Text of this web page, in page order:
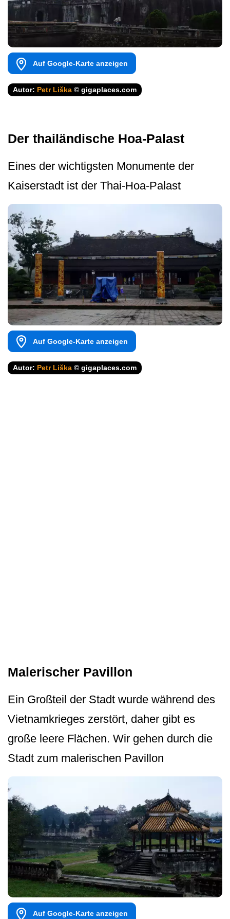
Auf Google-Karte anzeigen
Autor: Petr Liška © gigaplaces.com
Der thailändische Hoa-Palast
Eines der wichtigsten Monumente der
Kaiserstadt ist der Thai-Hoa-Palast
Auf Google-Karte anzeigen
Autor: Petr Liška © gigaplaces.com
Malerischer Pavillon
Ein Großteil der Stadt wurde während des
Vietnamkrieges zerstört, daher gibt es
große leere Flächen. Wir gehen durch die
Stadt zum malerischen Pavillon
Auf Google-Karte anzeigen